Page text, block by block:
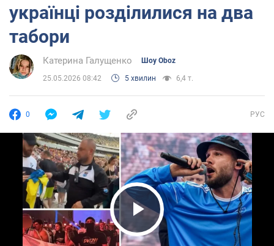
українці розділилися на два
табори
Катерина Галущенко Шоу Oboz
25.05.2026 08:42 5 хвилин 6,4 т.
0 РУС
Play Video